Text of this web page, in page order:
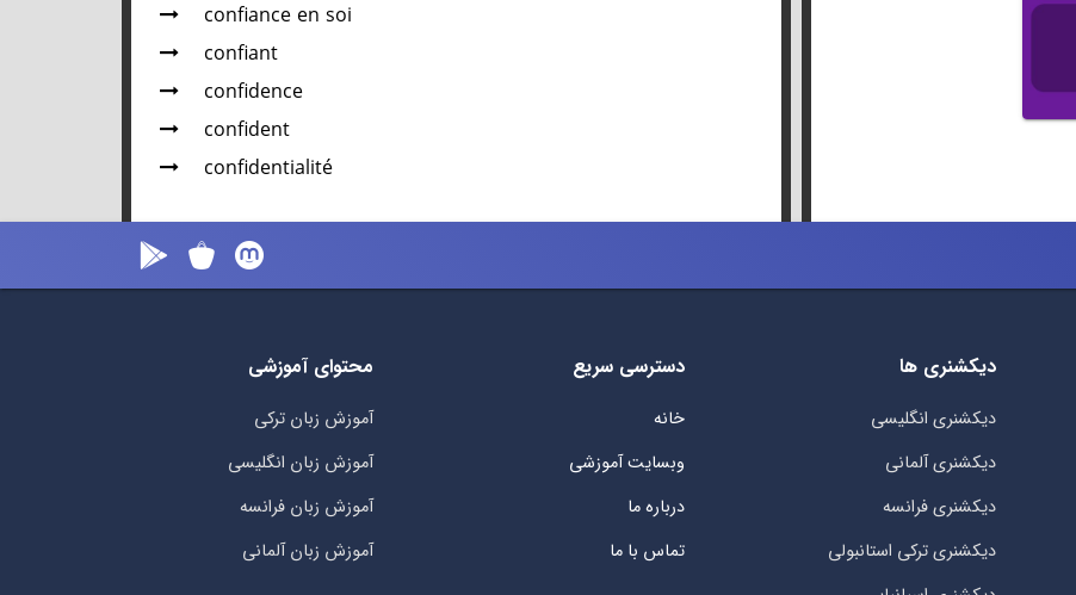
confiance en soi
confiant
confidence
confident
confidentialité
دیکشنری ها
دیکشنری انگلیسی
دیکشنری آلمانی
دیکشنری فرانسه
دیکشنری ترکی استانبولی
دسترسی سریع
خانه
وبسایت آموزشی
درباره ما
تماس با ما
محتوای آموزشی
آموزش زبان ترکی
آموزش زبان انگلیسی
آموزش زبان فرانسه
آموزش زبان آلمانی